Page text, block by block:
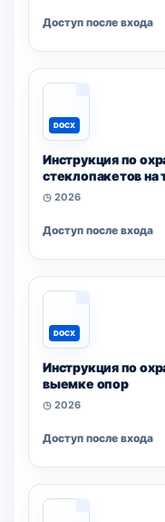
Доступ после входа
DOCX
Инструкция по
стеклопакетов
◷ 2026
Доступ после входа
DOCX
Инструкция по
выемке опор
◷ 2026
Доступ после входа